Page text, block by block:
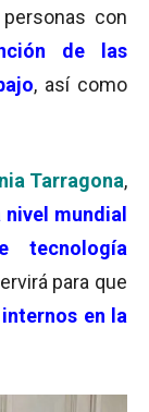
con
de las
, así como
Tarragona,
mundial
tecnología
para que
en la